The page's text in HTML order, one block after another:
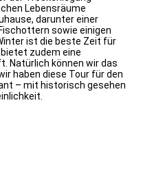
Lebensräume
darunter einer
sowie einigen
ist die beste Zeit für
zudem eine
Natürlich können wir das
haben diese Tour für den
– mit historisch gesehen